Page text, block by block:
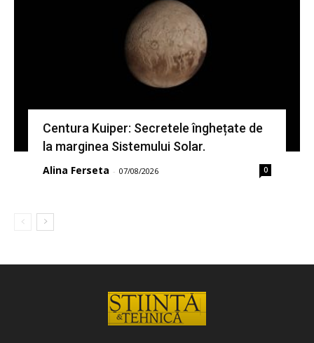
Centura Kuiper: Secretele înghețate de
la marginea Sistemului Solar.
Alina Ferseta - 07/08/2026 0